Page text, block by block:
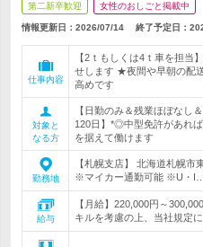
第二新卒歓迎 女性のおしごと掲載中
情報更新日：2026/07/14 終了予定日：
仕事内容
【2ｔもしくは4ｔ車を担
せします ★夜間や早朝の配
高めです
対象と
なる方
【日勤のみ＆残業ほぼなし
120日】*◎中型免許があれ
を据えて働けます
勤務地
【札幌支店】 北海道札幌
※マイカー通勤可能 ※U・I…
給与
【月給】220,000円～
キルを考慮の上、当社規定